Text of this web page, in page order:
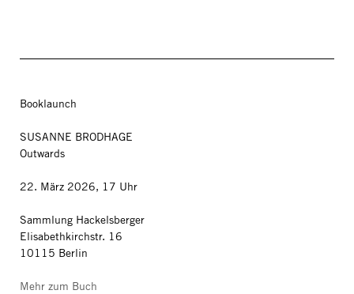
Booklaunch
SUSANNE BRODHAGE
Outwards
22. März 2026, 17 Uhr
Sammlung Hackelsberger
Elisabethkirchstr. 16
10115 Berlin
Mehr zum Buch